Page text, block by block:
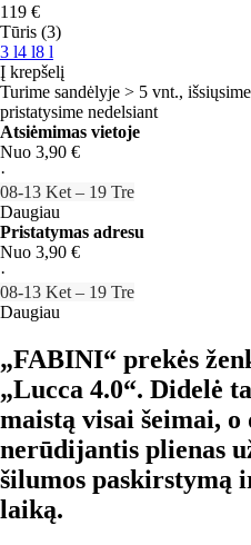
119 €
Tūris (3)
3 l4 l8 l
Į krepšelį
Turime sandėlyje > 5 vnt.,
pristatysime nedelsiant
Atsiėmimas vietoje
Nuo 3,90 €
·
08‑13 Ket – 19 Tre
Daugiau
Pristatymas adresu
Nuo 3,90 €
·
08‑13 Ket – 19 Tre
Daugiau
„FABINI“ prekės
„Lucca 4.0“. Didelė
maistą visai šeimai, o
nerūdijantis plienas
šilumos paskirstymą
laiką.